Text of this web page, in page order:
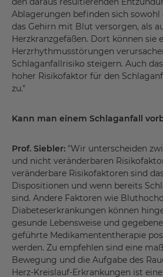
Ablagerungen befinden sich sowohl
das Gehirn mit Blut versorgen, als
Herzkranzgefäßen. Dort können sie
Herzrhythmusstörungen
Schlaganfallrisiko steigern. Auch
hoher Risikofaktor für den
zu."
Kann man einem Schlaganfall
Prof. Siebler: "Wir unterscheiden
und nicht veränderbaren
veränderbare Risikofaktoren sind
Dispositionen und wenn bereits
sind. Andere Faktoren wie
Diabeteserkrankungen können
gesunde Lebensweise und
geführte Medikamententherapie
werden. Zu empfehlen sind eine
Bewegung und die Aufgabe des
Herz-Kreislauf-Erkrankungen ist